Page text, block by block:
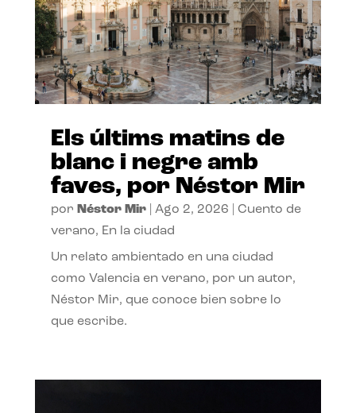
Els últims matins de
blanc i negre amb
faves, por Néstor Mir
por Néstor Mir| Ago 2, 2026
Cuento de
verano, En la ciudad
Un relato ambientado en una ciudad
como Valencia en verano, por un autor,
Néstor Mir, que conoce bien sobre lo
que escribe.